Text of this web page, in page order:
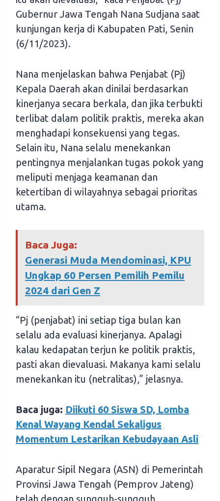
Gubernur Jawa Tengah Nana Sudjana saat
kunjungan kerja di Kabupaten Pati, Senin
(6/11/2023).
Nana menjelaskan bahwa Penjabat (Pj)
Kepala Daerah akan dinilai berdasarkan
kinerjanya secara berkala, dan jika terbukti
terlibat dalam politik praktis, mereka akan
menghadapi konsekuensi yang tegas.
Selain itu, Nana selalu menekankan
pentingnya menjalankan tugas pokok yang
meliputi menjaga keamanan dan
ketertiban di wilayahnya sebagai prioritas
utama.
Baca Juga:
Generasi Muda Mendominasi, KPU
Ungkap 60 Persen Pemilih Pemilu
2024 dari Gen Z
“Pj (penjabat) ini setiap tiga bulan kan
selalu ada evaluasi kinerjanya. Apalagi
kalau kedapatan terjun ke politik praktis,
pasti akan dievaluasi. Makanya kami selalu
menekankan itu (netralitas),” jelasnya.
Baca juga: Diikuti 60 Siswa SD, Lomba
Kenal Wayang Kendal Sekaligus
Momentum Lestarikan Kebudayaan Asli
Aparatur Sipil Negara (ASN) di Pemerintah
Provinsi Jawa Tengah (Pemprov Jateng)
telah dengan sungguh-sungguh